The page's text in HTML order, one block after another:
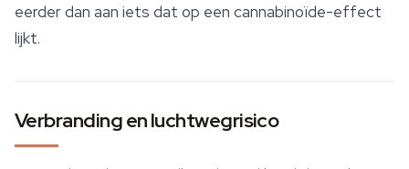
eerder dan aan iets dat op een cannabinoïde-effect
lijkt.
Verbranding en luchtwegrisico